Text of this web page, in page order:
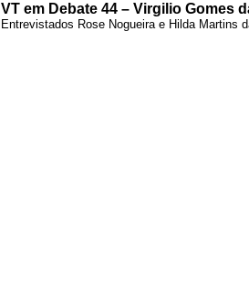
VT em Debate 44 – Virgilio Gomes
Entrevistados Rose Nogueira e Hilda Martins